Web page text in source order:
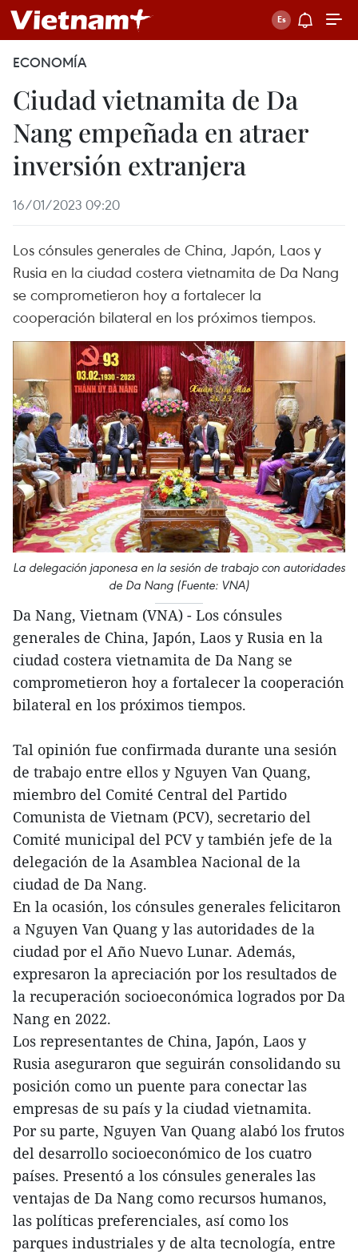
ECONOMÍA
Ciudad vietnamita de Da
Nang empeñada en atraer
inversión extranjera
16/01/2023 09:20
Los cónsules generales de China, Japón, Laos y
Rusia en la ciudad costera vietnamita de Da Nang
se comprometieron hoy a fortalecer la
cooperación bilateral en los próximos tiempos.
La delegación japonesa en la sesión de trabajo con autoridades
de Da Nang (Fuente: VNA)
Da Nang, Vietnam (VNA) - Los cónsules
generales de China, Japón, Laos y Rusia en la
ciudad costera vietnamita de Da Nang se
comprometieron hoy a fortalecer la cooperación
bilateral en los próximos tiempos.
Tal opinión fue confirmada durante una sesión
de trabajo entre ellos y Nguyen Van Quang,
miembro del Comité Central del Partido
Comunista de Vietnam (PCV), secretario del
Comité municipal del PCV y también jefe de la
delegación de la Asamblea Nacional de la
ciudad de Da Nang.
En la ocasión, los cónsules generales felicitaron
a Nguyen Van Quang y las autoridades de la
ciudad por el Año Nuevo Lunar. Además,
expresaron la apreciación por los resultados de
la recuperación socioeconómica logrados por Da
Nang en 2022.
Los representantes de China, Japón, Laos y
Rusia aseguraron que seguirán consolidando su
posición como un puente para conectar las
empresas de su país y la ciudad vietnamita.
Por su parte, Nguyen Van Quang alabó los frutos
del desarrollo socioeconómico de los cuatro
países. Presentó a los cónsules generales las
ventajas de Da Nang como recursos humanos,
las políticas preferenciales, así como los
parques industriales y de alta tecnología, entre